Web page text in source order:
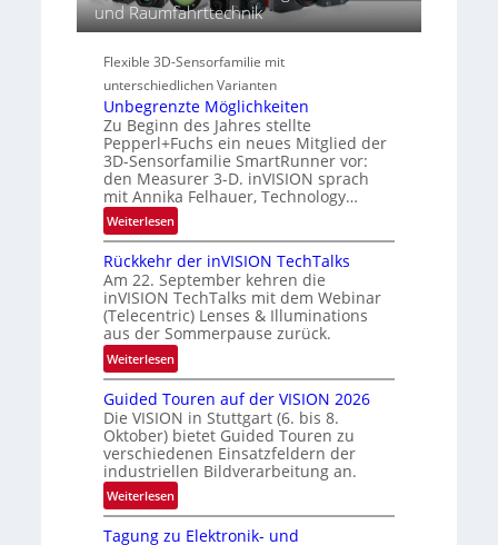
e
-
B
-
R
u
n
d
e
i
n
t
r
l
N
e
w
s
‘
und Raumfahrttechnik
Flexible 3D-Sensorfamilie mit
unterschiedlichen Varianten
Unbegrenzte Möglichkeiten
Zu Beginn des Jahres stellte
Pepperl+Fuchs ein neues Mitglied der
3D-Sensorfamilie SmartRunner vor:
den Measurer 3-D. inVISION sprach
mit Annika Felhauer, Technology…
Weiterlesen:
U
n
b
e
g
r
e
z
t
e
M
ö
g
l
Rückkehr der inVISION TechTalks
Am 22. September kehren die
inVISION TechTalks mit dem Webinar
(Telecentric) Lenses & Illuminations
aus der Sommerpause zurück.
Weiterlesen:
R
ü
c
k
k
e
h
Guided Touren auf der VISION 2026
Die VISION in Stuttgart (6. bis 8.
Oktober) bietet Guided Touren zu
verschiedenen Einsatzfeldern der
industriellen Bildverarbeitung an.
Weiterlesen:
G
u
Tagung zu Elektronik- und